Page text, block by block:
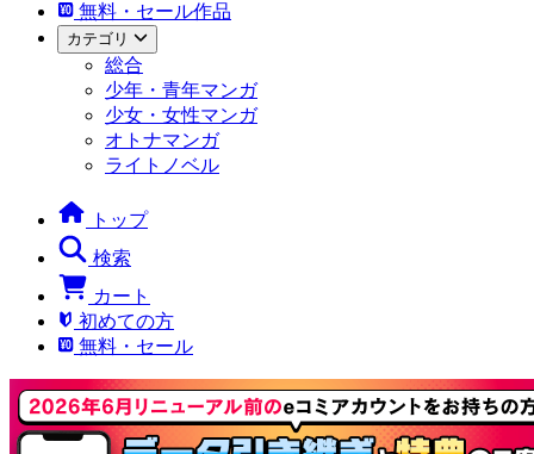
無料・セール作品
カテゴリ
総合
少年・青年マンガ
少女・女性マンガ
オトナマンガ
ライトノベル
トップ
検索
カート
初めての方
無料・セール